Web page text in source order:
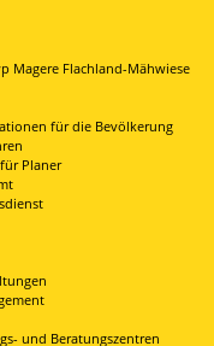
Magere Flachland-Mähwiese
für die Bevölkerung
Planer
und Beratungszentren